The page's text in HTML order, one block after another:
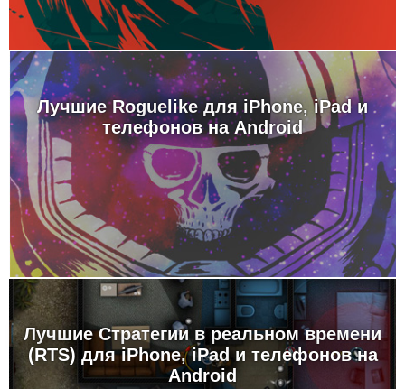
Лучшие Roguelike для iPhone, iPad и
телефонов на Android
Лучшие Стратегии в реальном времени
(RTS) для iPhone, iPad и телефонов на
Android